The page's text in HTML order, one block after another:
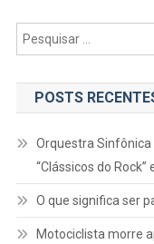
POSTS
Orquestra
“Clássicos do Rock”
O que significa ser
Motociclista morre